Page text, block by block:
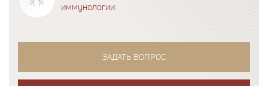
иммунологии
ЗАДАТЬ ВОПРОС